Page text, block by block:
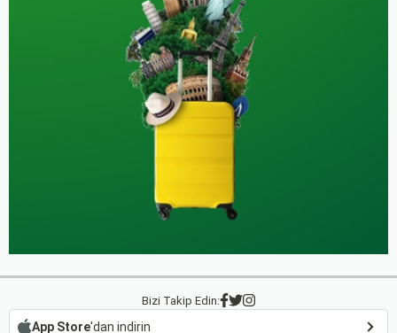
Bizi Takip Edin:
App Store'dan indirin